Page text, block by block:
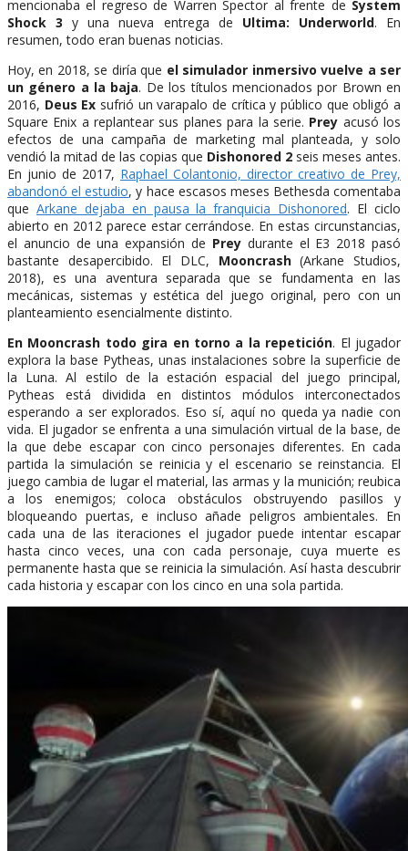
mencionaba el regreso de Warren Spector al frente de System
Shock 3 y una nueva entrega de Ultima: Underworld. En
resumen, todo eran buenas noticias.
Hoy, en 2018, se diría que el simulador inmersivo vuelve a ser
un género a la baja. De los títulos mencionados por Brown en
2016, Deus Ex sufrió un varapalo de crítica y público que obligó a
Square Enix a replantear sus planes para la serie. Prey acusó los
efectos de una campaña de marketing mal planteada, y solo
vendió la mitad de las copias que Dishonored 2 seis meses antes.
En junio de 2017, Raphael Colantonio, director creativo de Prey,
abandonó el estudio, y hace escasos meses Bethesda comentaba
que Arkane dejaba en pausa la franquicia Dishonored. El ciclo
abierto en 2012 parece estar cerrándose. En estas circunstancias,
el anuncio de una expansión de Preydurante el E3 2018 pasó
bastante desapercibido. El DLC, Mooncrash(Arkane Studios,
2018), es una aventura separada que se fundamenta en las
mecánicas, sistemas y estética del juego original, pero con un
planteamiento esencialmente distinto.
En Mooncrash todo gira en torno a la repetición. El jugador
explora la base Pytheas, unas instalaciones sobre la superficie de
la Luna. Al estilo de la estación espacial del juego principal,
Pytheas está dividida en distintos módulos interconectados
esperando a ser explorados. Eso sí, aquí no queda ya nadie con
vida. El jugador se enfrenta a una simulación virtual de la base, de
la que debe escapar con cinco personajes diferentes. En cada
partida la simulación se reinicia y el escenario se reinstancia. El
juego cambia de lugar el material, las armas y la munición; reubica
a los enemigos; coloca obstáculos obstruyendo pasillos y
bloqueando puertas, e incluso añade peligros ambientales. En
cada una de las iteraciones el jugador puede intentar escapar
hasta cinco veces, una con cada personaje, cuya muerte es
permanente hasta que se reinicia la simulación. Así hasta descubrir
cada historia y escapar con los cinco en una sola partida.